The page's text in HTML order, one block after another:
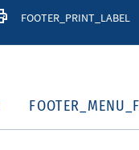
LinkedIn
FOOTER_PRINT_LABEL